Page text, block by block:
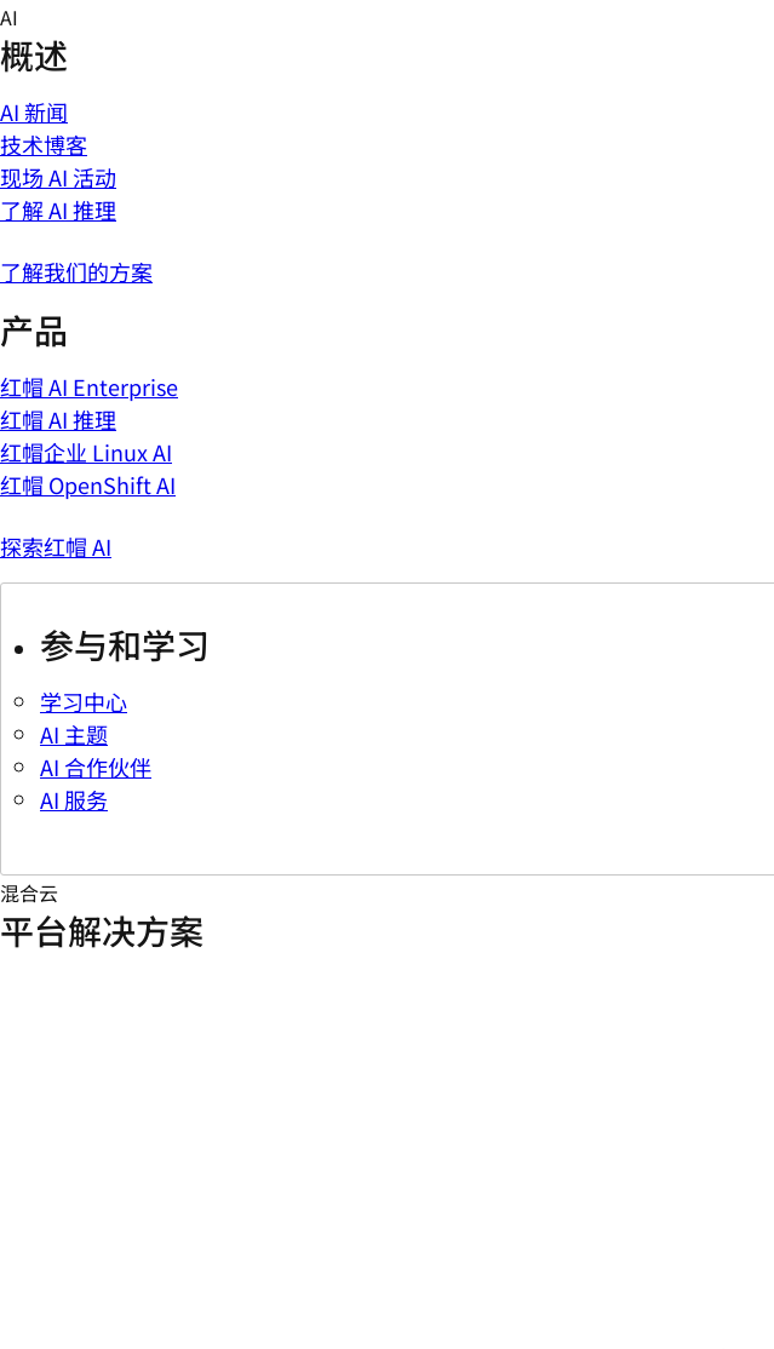
Skip
to
content
AI
概述
AI 新闻
技术博客
现场 AI 活动
了解 AI 推理
了解我们的方案
产品
红帽 AI Enterprise
红帽 AI 推理
红帽企业 Linux AI
红帽 OpenShift AI
探索红帽 AI
参与和学习
学习中心
AI 主题
AI 合作伙伴
AI 服务
混合云
平台解决方案